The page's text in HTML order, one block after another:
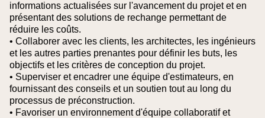
informations actualisées sur l'avancement du projet et en
présentant des solutions de rechange permettant de
réduire les coûts.
• Collaborer avec les clients, les architectes, les ingénieurs
et les autres parties prenantes pour définir les buts, les
objectifs et les critères de conception du projet.
• Superviser et encadrer une équipe d'estimateurs, en
fournissant des conseils et un soutien tout au long du
processus de préconstruction.
• Favoriser un environnement d'équipe collaboratif et